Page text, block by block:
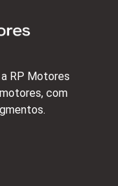
RP Motores
com